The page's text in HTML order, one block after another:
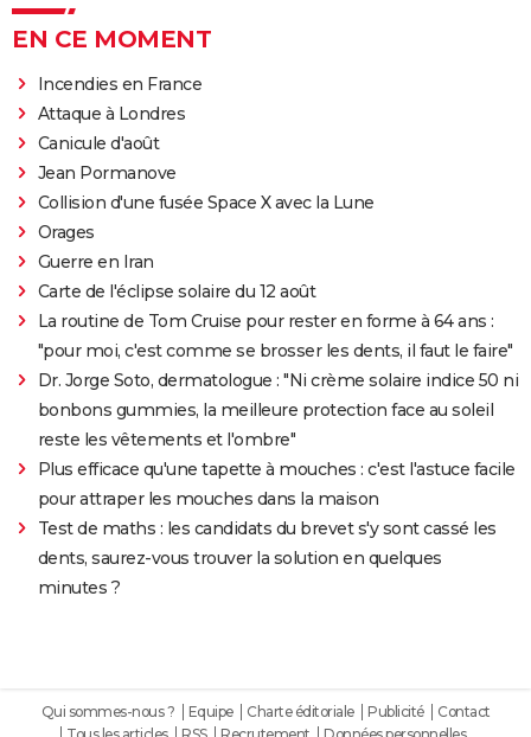
EN CE MOMENT
Incendies en France
Attaque à Londres
Canicule d'août
Jean Pormanove
Collision d'une fusée Space X avec la Lune
Orages
Guerre en Iran
Carte de l'éclipse solaire du 12 août
La routine de Tom Cruise pour rester en forme à 64 ans :
"pour moi, c'est comme se brosser les dents, il faut le faire"
Dr. Jorge Soto, dermatologue : "Ni crème solaire indice 50 ni
bonbons gummies, la meilleure protection face au soleil
reste les vêtements et l'ombre"
Plus efficace qu'une tapette à mouches : c'est l'astuce facile
pour attraper les mouches dans la maison
Test de maths : les candidats du brevet s'y sont cassé les
dents, saurez-vous trouver la solution en quelques
minutes ?
Qui sommes-nous ? Equipe Charte éditoriale Publicité
Contact